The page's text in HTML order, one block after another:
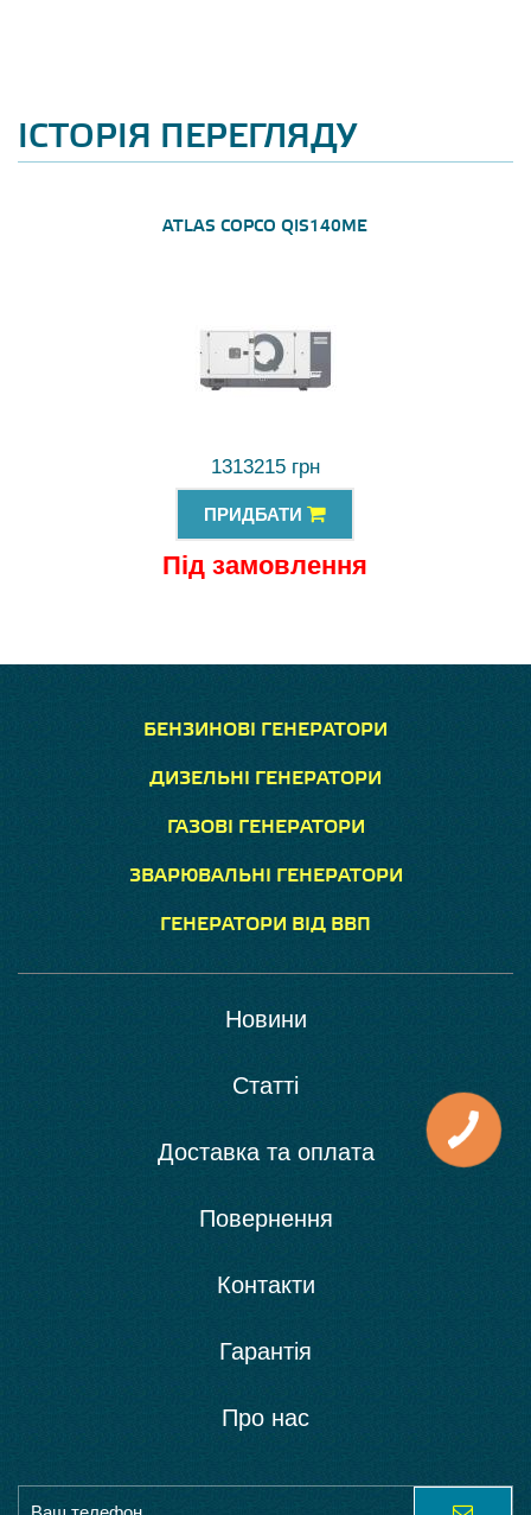
ІСТОРІЯ ПЕРЕГЛЯДУ
ATLAS COPCO QIS140ME
1313215 грн
ПРИДБАТИ
Під замовлення
БЕНЗИНОВІ ГЕНЕРАТОРИ
ДИЗЕЛЬНІ ГЕНЕРАТОРИ
ГАЗОВІ ГЕНЕРАТОРИ
ЗВАРЮВАЛЬНІ ГЕНЕРАТОРИ
ГЕНЕРАТОРИ ВІД ВВП
Новини
Статті
Доставка та оплата
Повернення
Контакти
Гарантія
Про нас